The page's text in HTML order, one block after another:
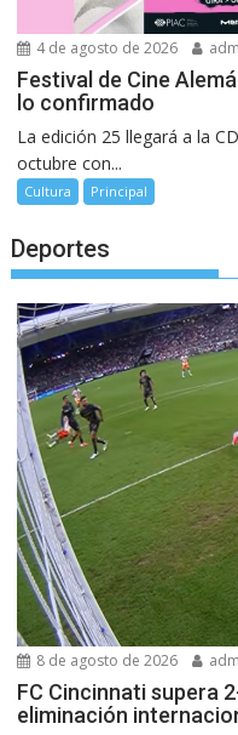
4 de agosto de 2026
Festival de Cine
lo confirmado
La edición 25 llegará a la
octubre con...
Cultura Principal
Deportes
8 de agosto de 2026
FC Cincinnati supera
eliminación